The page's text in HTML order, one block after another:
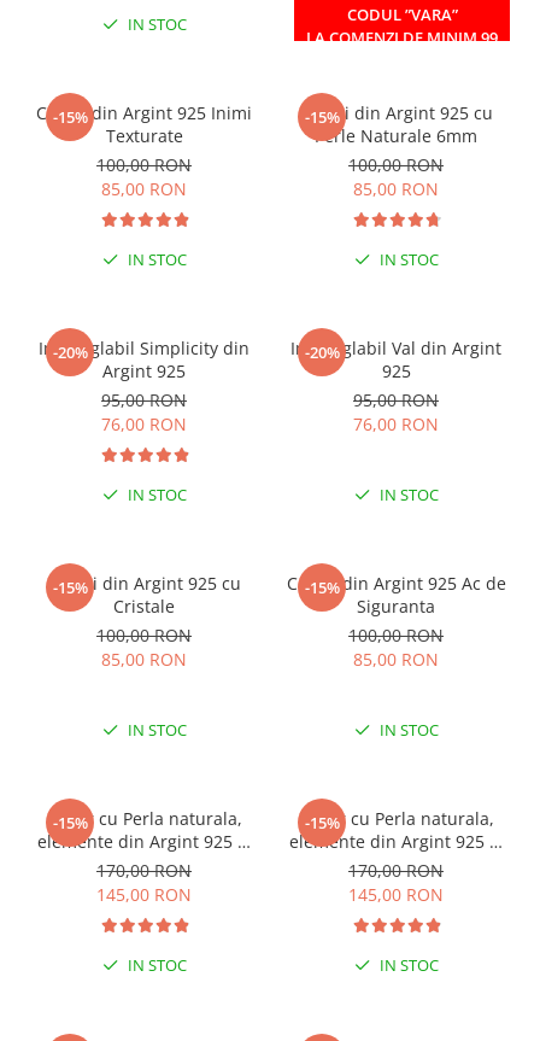
IN STOC
CODUL ”VARA”
LA COMENZI DE MINIM 99
IN STOC
-15%
Cercei din Argint 925 Inimi
Texturate
100,00 RON
85,00 RON
IN STOC
-15%
Cercei din Argint 925 cu
Perle Naturale 6mm
100,00 RON
85,00 RON
IN STOC
-20%
Inel reglabil Simplicity din
Argint 925
95,00 RON
76,00 RON
IN STOC
-20%
Inel reglabil Val din Argint
925
95,00 RON
76,00 RON
IN STOC
-15%
Cercei din Argint 925 cu
Cristale
100,00 RON
85,00 RON
IN STOC
-15%
Cercei din Argint 925 Ac de
Siguranta
100,00 RON
85,00 RON
IN STOC
-15%
Colier cu Perla naturala,
elemente din Argint 925 si
margele Miyuki, multicolor
170,00 RON
145,00 RON
IN STOC
-15%
Colier cu Perla naturala,
elemente din Argint 925 si
margele Miyuki, verde/kiwi
170,00 RON
145,00 RON
IN STOC